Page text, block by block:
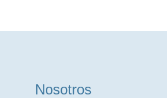
Nosotros